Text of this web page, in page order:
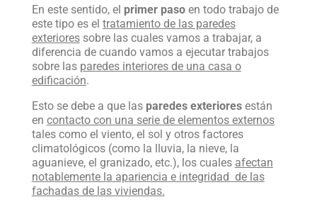
En este sentido, el primer pasoen todo trabajo de
este tipo es el tratamiento de las paredes
exterioressobre las cuales vamos a trabajar, a
diferencia de cuando vamos a ejecutar trabajos
sobre las paredes interiores de una casa o
edificación.
Esto se debe a que las paredes exterioresestán
en contacto con una serie de elementos externos
tales como el viento, el sol y otros factores
climatológicos (como la lluvia, la nieve, la
aguanieve, el granizado, etc.), los cuales afectan
notablemente la apariencia e integridad de las
fachadas de las viviendas.